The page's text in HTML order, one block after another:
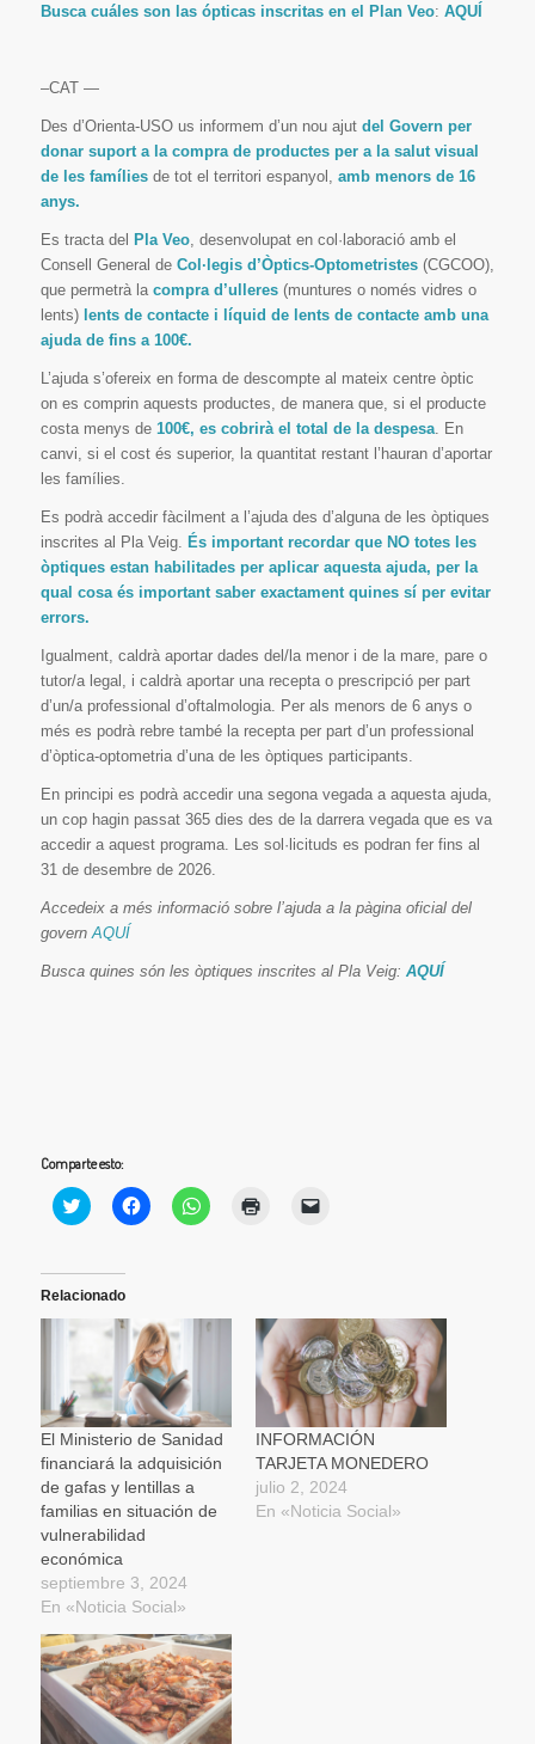
Busca cuáles son las ópticas inscritas en el Plan Veo: AQUÍ
–CAT —
Des d’Orienta-USO us informem d’un nou ajut del Govern per
donar suport a la compra de productes per a la salut visual
de les famíliesde tot el territori espanyol, amb menors de 16
anys.
Es tracta del Pla Veo, desenvolupat en col·laboració amb el
Consell General deCol·legis d’Òptics-Optometristes(CGCOO),
que permetrà la compra d’ulleres(muntures o només vidres o
lents) lents de contacte i líquid de lents de contacte amb una
ajuda de fins a 100€.
L’ajuda s’ofereix en forma de descompte al mateix centre òptic
on es comprin aquests productes, de manera que, si el producte
costa menys de 100€, es cobrirà el total de la despesa. En
canvi, si el cost és superior, la quantitat restant l’hauran d’aportar
les famílies.
Es podrà accedir fàcilment a l’ajuda des d’alguna de les òptiques
inscrites al Pla Veig. És important recordar que NO totes les
òptiques estan habilitades per aplicar aquesta ajuda, per la
qual cosa és important saber exactament quines sí per evitar
errors.
Igualment, caldrà aportar dades del/la menor i de la mare, pare o
tutor/a legal, i caldrà aportar una recepta o prescripció per part
d’un/a professional d’oftalmologia. Per als menors de 6 anys o
més es podrà rebre també la recepta per part d’un professional
d’òptica-optometria d’una de les òptiques participants.
En principi es podrà accedir una segona vegada a aquesta ajuda,
un cop hagin passat 365 dies des de la darrera vegada que es va
accedir a aquest programa. Les sol·licituds es podran fer fins al
31 de desembre de 2026.
Accedeix a més informació sobre l’ajuda a la pàgina oficial del
governAQUÍ
Busca quines són les òptiques inscrites al Pla Veig: AQUÍ
Comparte esto:
Haz
clic
Twitter
(Se
una
ventana
nueva)
Haz
clic
en
una
ventana
nueva)
Haz
clic
en
ventana
ventana
nueva)
electrónico
a
un
amigo
(Se
abre
en
una
ventana
nueva)
Relacionado
El Ministerio de Sanidad
financiará la adquisición
de gafas y lentillas a
familias en situación de
vulnerabilidad
económica
septiembre 3, 2024
En «Noticia Social»
INFORMACIÓN
TARJETA MONEDERO
julio 2, 2024
En «Noticia Social»